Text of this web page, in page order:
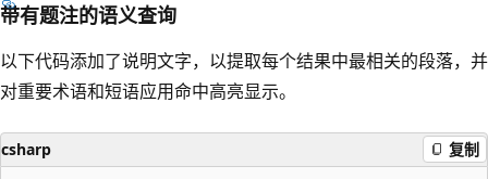
带有题注的语义查询
以下代码添加了说明文字，以提取每个结果中最相关的段落，并
对重要术语和短语应用命中高亮显示。
csharp 复制